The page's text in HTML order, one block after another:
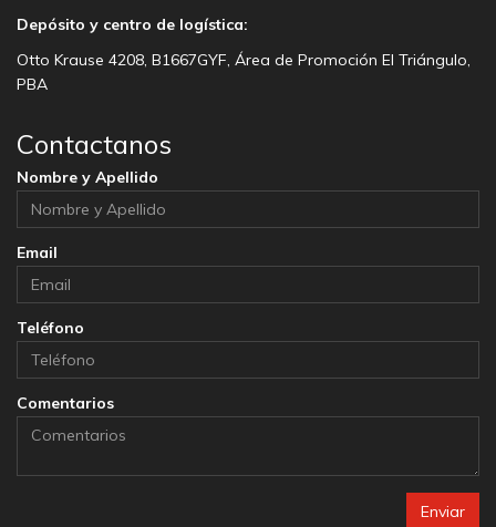
Depósito y centro de logística:
Otto Krause 4208, B1667GYF, Área de Promoción El Triángulo,
PBA
Contactanos
Nombre y Apellido
Email
Teléfono
Comentarios
Enviar